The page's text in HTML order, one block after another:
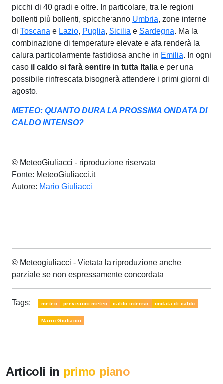
picchi di 40 gradi e oltre. In particolare, tra le regioni
bollenti più bollenti, spiccheranno Umbria, zone interne
di Toscana e Lazio, Puglia, Sicilia e Sardegna. Ma la
combinazione di temperature elevate e afa renderà la
calura particolarmente fastidiosa anche in Emilia. In ogni
caso il caldo si farà sentire in tutta Italia e per una
possibile rinfrescata bisognerà attendere i primi giorni di
agosto.
METEO: QUANTO DURA LA PROSSIMA ONDATA DI
CALDO INTENSO?
© MeteoGiuliacci - riproduzione riservata
Fonte: MeteoGiuliacci.it
Autore: Mario Giuliacci
© Meteogiuliacci - Vietata la riproduzione anche
parziale se non espressamente concordata
Tags: meteo previsioni meteo caldo intenso ondata di caldo
Mario Giuliacci
Articoli in primo piano